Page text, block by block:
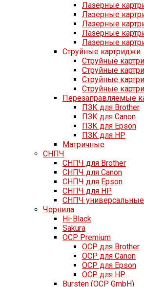
Лазерные
Лазерные
Лазерные
Лазерные
Лазерные
Струйные картриджи
Струйные
Струйные
Струйные
Струйные
Перезаправляемые
ПЗК для Brother
ПЗК для Canon
ПЗК для Epson
ПЗК для HP
Матричные
СНПЧ
СНПЧ для Brother
СНПЧ для Canon
СНПЧ для Epson
СНПЧ для HP
СНПЧ универсальные
Чернила
Hi-Black
Sakura
OCP Premium
OCP для Brother
OCP для Canon
OCP для Epson
OCP для HP
Bursten (OCP GmbH)